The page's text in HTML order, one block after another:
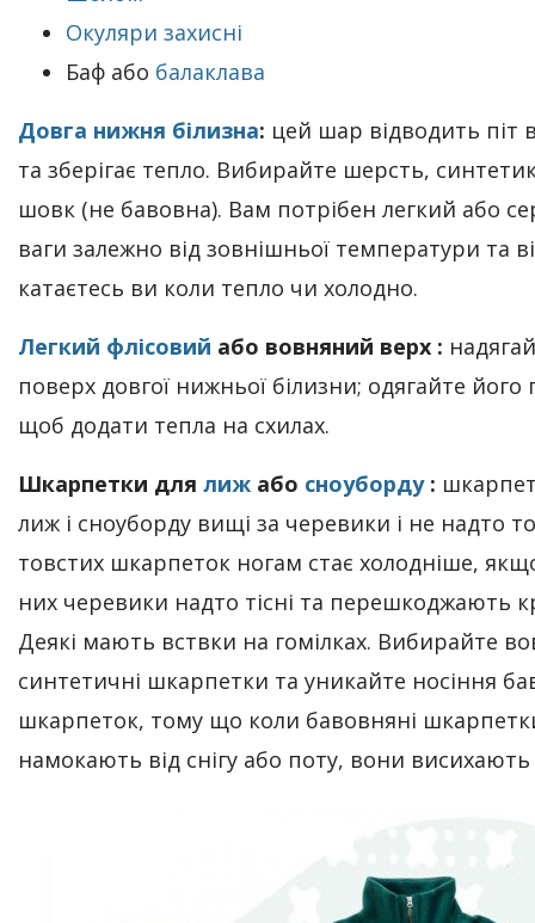
Окуляри захисні
Баф або балаклава
Довга нижня білизна: цей шар відводить піт
та зберігає тепло. Вибирайте шерсть,
шовк (не бавовна). Вам потрібен легкий або
ваги залежно від зовнішньої температури та
катаєтесь ви коли тепло чи холодно.
Легкий флісовий або вовняний верх :
поверх довгої нижньої білизни; одягайте його
щоб додати тепла на схилах.
Шкарпетки для лиж або сноуборду :
лиж і сноуборду вищі за черевики і не надто
товстих шкарпеток ногам стає холодніше,
них черевики надто тісні та перешкоджають
Деякі мають вствки на гомілках. Вибирайте
синтетичні шкарпетки та уникайте носіння
шкарпеток, тому що коли бавовняні
намокають від снігу або поту, вони